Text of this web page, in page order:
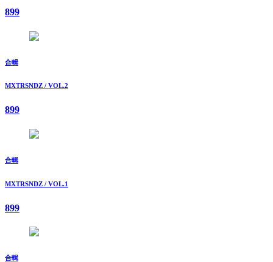
899
合輯
MXTRSNDZ / VOL.2
899
合輯
MXTRSNDZ / VOL.1
899
合輯